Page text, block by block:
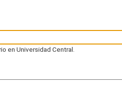
en Universidad Central.